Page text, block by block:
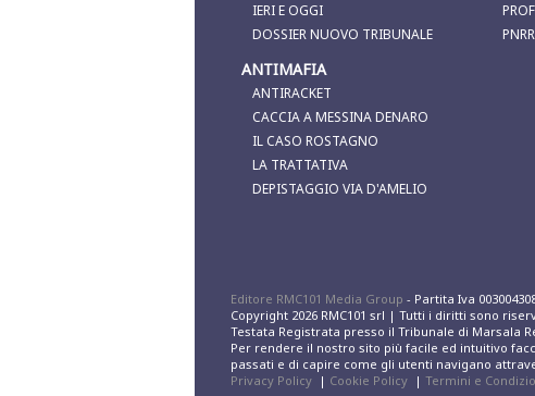
IERI E OGGI
DOSSIER NUOVO TRIBUNALE
ANTIMAFIA
ANTIRACKET
CACCIA A MESSINA DENARO
IL CASO ROSTAGNO
LA TRATTATIVA
DEPISTAGGIO VIA D'AMELIO
PNRR
Editore RMC101 Media Group - Partita Iva
Copyright 2026 RMC101 srl | Tutti i diritti sono
Testata Registrata presso il Tribunale di Marsala
Per rendere il nostro sito più facile ed intuitivo
passati e di capire come gli utenti navigano
Privacy Policy | Cookie Policy | Termini e